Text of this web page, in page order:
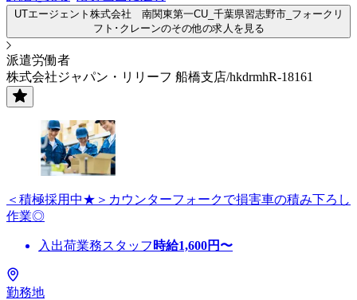
UTエージェント株式会社 南関東第一CU_千葉県習志野市_フォークリ
フト･クレーンのその他の求人を見る
派遣労働者
株式会社ジャパン・リリーフ 船橋支店/hkdrmhR-18161
＜積極採用中★＞カウンターフォークで損害車の積み下ろし
作業◎
入出荷業務スタッフ 時給1,600円〜
勤務地